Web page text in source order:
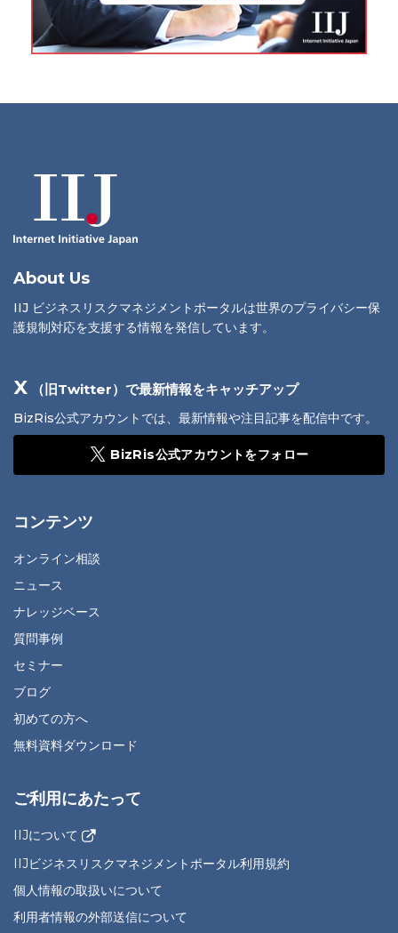
About Us
IIJ ビジネスリスクマネジメントポータルは世界のプライバシー保
護規制対応を支援する情報を発信しています。
X （旧Twitter）で最新情報をキャッチアップ
BizRis公式アカウントでは、最新情報や注目記事を配信中です。
BizRis公式アカウントをフォロー
コンテンツ
オンライン相談
ニュース
ナレッジベース
質問事例
セミナー
ブログ
初めての方へ
無料資料ダウンロード
ご利用にあたって
IIJについて
IIJビジネスリスクマネジメントポータル利用規約
個人情報の取扱いについて
利用者情報の外部送信について